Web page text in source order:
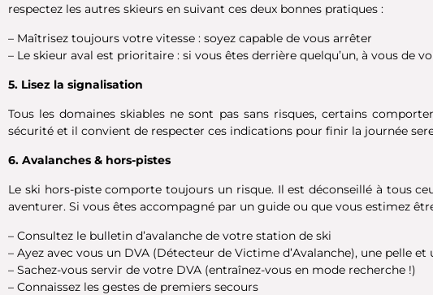
respectez les autres skieurs en suivant ces deux bonnes pratiques :
– Maîtrisez toujours votre vitesse : soyez capable de vous arrêter
– Le skieur aval est prioritaire : si vous êtes derrière quelqu’un, à vous de
5. Lisez la signalisation
Tous les domaines skiables ne sont pas sans risques, certains
sécurité et il convient de respecter ces indications pour finir la journée
6. Avalanches & hors-pistes
Le ski hors-piste comporte toujours un risque. Il est déconseillé à tous
aventurer. Si vous êtes accompagné par un guide ou que vous estimez
– Consultez le bulletin d’avalanche de votre station de ski
– Ayez avec vous un DVA (Détecteur de Victime d’Avalanche), une pelle et
– Sachez-vous servir de votre DVA (entraînez-vous en mode recherche !)
– Connaissez les gestes de premiers secours